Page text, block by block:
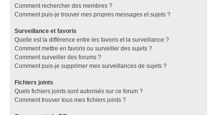
Comment rechercher des membres ?
Comment puis-je trouver mes propres messages et sujets ?
Surveillance et favoris
Quelle est la différence entre les favoris et la surveillance ?
Comment mettre en favoris ou surveiller des sujets ?
Comment surveiller des forums ?
Comment puis-je supprimer mes surveillances de sujets ?
Fichiers joints
Quels fichiers joints sont autorisés sur ce forum ?
Comment trouver tous mes fichiers joints ?